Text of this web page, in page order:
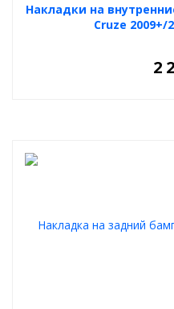
Накладки на
Cruze
2